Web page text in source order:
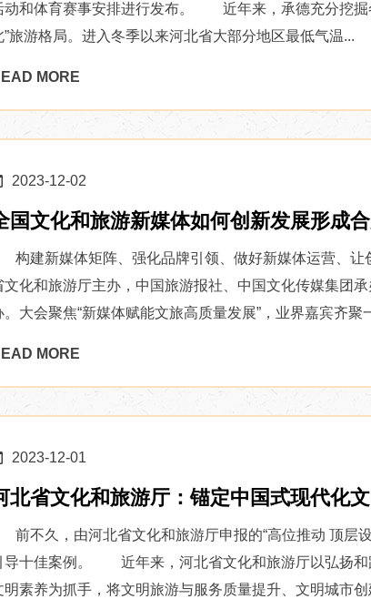
动和体育赛事安排进行发布。 近年来，承德充分挖掘
”旅游格局。进入冬季以来河北省大部分地区最低气温...
MORE
2023-12-02
国文化和旅游新媒体如何创新发展形成合
建新媒体矩阵、强化品牌引领、做好新媒体运营、让
文化和旅游厅主办，中国旅游报社、中国文化传媒集团
。大会聚焦“新媒体赋能文旅高质量发展”，业界嘉宾齐
MORE
2023-12-01
北省文化和旅游厅：锚定中国式现代化
不久，由河北省文化和旅游厅申报的“高位推动 顶层
导十佳案例。 近年来，河北省文化和旅游厅以弘扬和
明素养为抓手，将文明旅游与服务质量提升、文明城市创